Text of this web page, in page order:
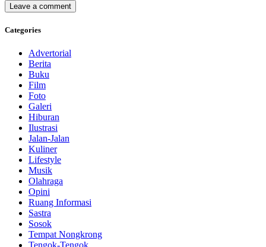
Categories
Advertorial
Berita
Buku
Film
Foto
Galeri
Hiburan
Ilustrasi
Jalan-Jalan
Kuliner
Lifestyle
Musik
Olahraga
Opini
Ruang Informasi
Sastra
Sosok
Tempat Nongkrong
Tengok-Tengok